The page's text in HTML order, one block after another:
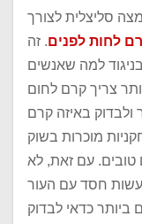
סליצלית לצורך
לחות לפנים. זה
למה שאנשים
צריך קרם לחום
ולבדוק באיזה קרם
מוכרות בשוק
טובים. עם זאת, לא
חסד עם העור
ביותר כדאי לבדוק